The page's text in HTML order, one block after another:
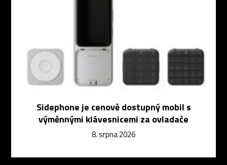
Sidephone je cenově dostupný mobil s
výměnnými klávesnicemi za ovladače
8. srpna 2026